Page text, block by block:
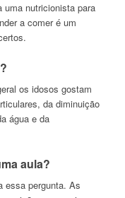
uma nutricionista para
a comer é um
os idosos gostam
da diminuição
água e da
aula?
essa pergunta. As